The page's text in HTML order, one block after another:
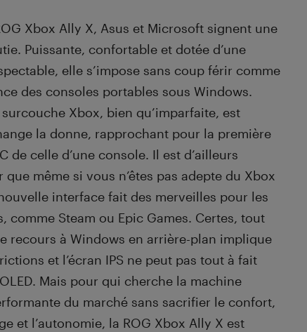
Xbox Ally X, Asus et Microsoft signent une
Puissante, confortable et dotée d’une
elle s’impose sans coup férir comme
des consoles portables sous Windows.
Xbox, bien qu’imparfaite, est
la donne, rapprochant pour la première
de celle d’une console. Il est d’ailleurs
même si vous n’êtes pas adepte du Xbox
interface fait des merveilles pour les
comme Steam ou Epic Games. Certes, tout
recours à Windows en arrière-plan implique
et l’écran IPS ne peut pas tout à fait
Mais pour qui cherche la machine
du marché sans sacrifier le confort,
et l’autonomie, la ROG Xbox Ally X est